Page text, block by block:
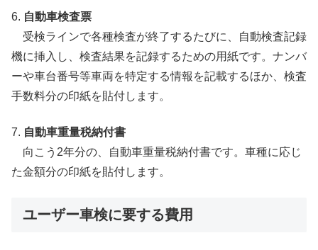
6. 自動車検査票
受検ラインで各種検査が終了するたびに、自動検査記録
機に挿入し、検査結果を記録するための用紙です。ナンバ
ーや車台番号等車両を特定する情報を記載するほか、検査
手数料分の印紙を貼付します。
7. 自動車重量税納付書
向こう2年分の、自動車重量税納付書です。車種に応じ
た金額分の印紙を貼付します。
ユーザー車検に要する費用